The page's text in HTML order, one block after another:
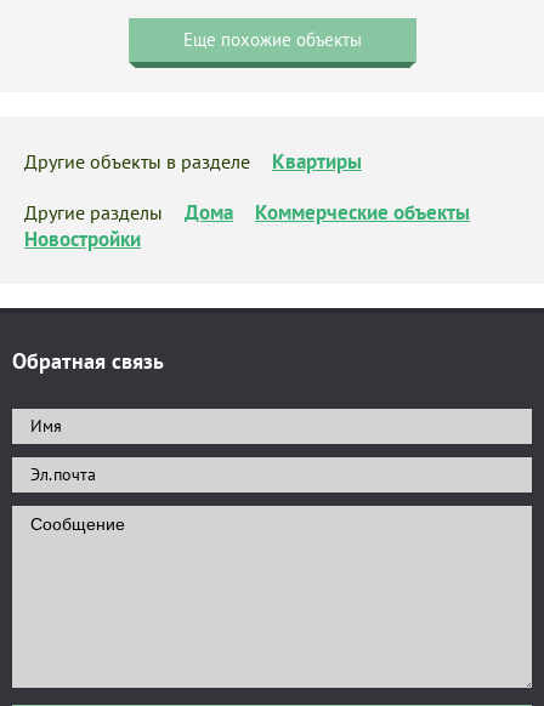
Еще похожие объекты
Другие объекты в разделе Квартиры
Другие разделы Дома
Коммерческие объекты
Новостройки
Обратная связь